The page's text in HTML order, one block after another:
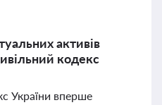
активів
кодекс
України вперше